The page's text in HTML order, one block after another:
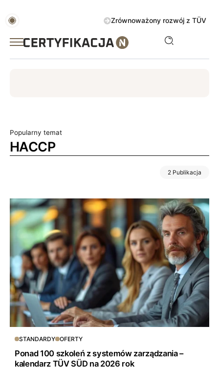
Zrównoważony rozwój z TÜV
Popularny temat
HACCP
2 Publikacja
STANDARDY OFERTY
Ponad 100 szkoleń z systemów zarządzania –
kalendarz TÜV SÜD na 2026 rok